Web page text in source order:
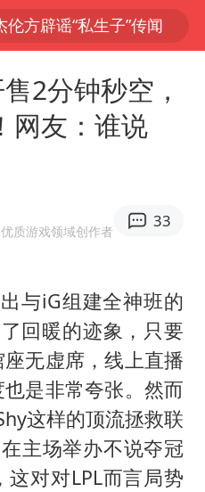
伦方辟谣“私生子”传闻
官方通报传销头目出狱办书院
《Monica》填词人黎彼得去世
谷歌首席科学家Jeff Dean离职创业
“银行午休1.5小时”留个窗口行不行
41岁女子为鼓励女儿考上985研究生
蜜雪冰城员工抽烟收银 门店现已停业
陕西柞水遭遇暴雨五千余户群众转移
市政府被约谈
2分钟秒空，
网友：谁说
优质游戏领域创作者
33
与iG组建全神班的
回暖的迹象，只要
无虚席，线上直播
是非常夸张。然而
这样的顶流拯救联
主场举办不说夺冠
对对LPL而言局势